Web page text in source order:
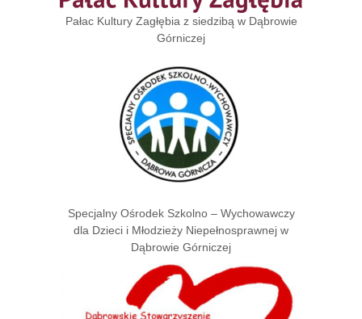
Pałac Kultury Zagłębia z siedzibą w Dąbrowie
Górniczej
Specjalny Ośrodek Szkolno – Wychowawczy
dla Dzieci i Młodzieży Niepełnosprawnej w
Dąbrowie Górniczej